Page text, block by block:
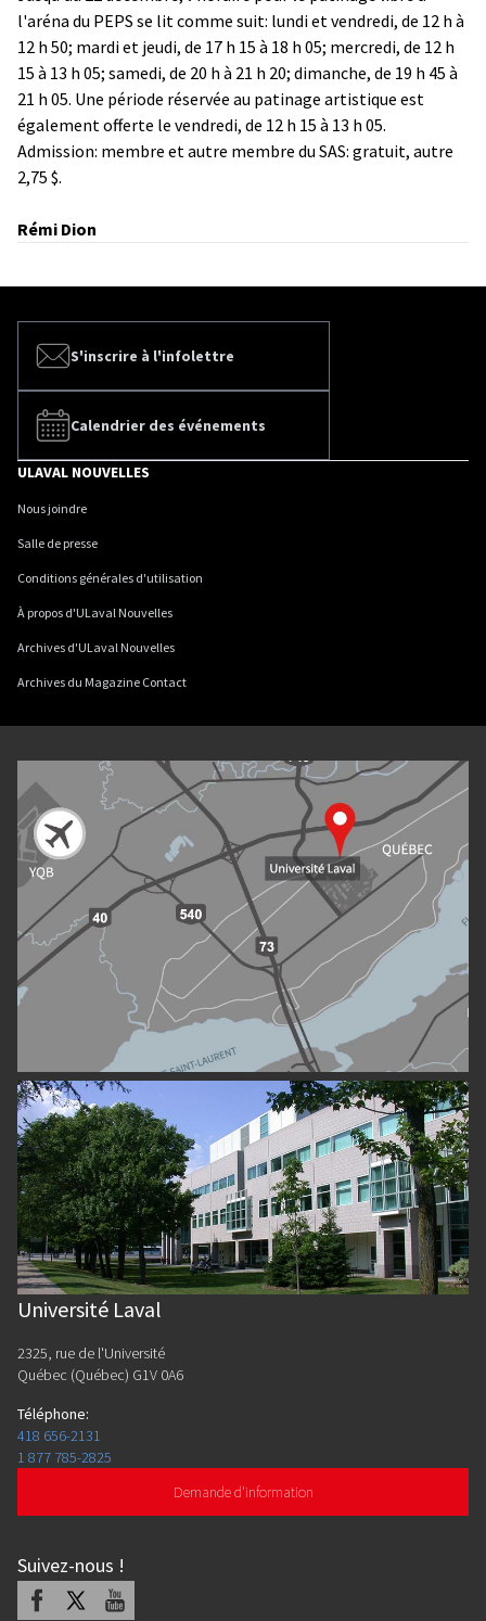
l'aréna du PEPS se lit comme suit: lundi et vendredi, de 12 h à
12 h 50; mardi et jeudi, de 17 h 15 à 18 h 05; mercredi, de 12 h
15 à 13 h 05; samedi, de 20 h à 21 h 20; dimanche, de 19 h 45 à
21 h 05. Une période réservée au patinage artistique est
également offerte le vendredi, de 12 h 15 à 13 h 05.
Admission: membre et autre membre du SAS: gratuit, autre
2,75 $.
Rémi Dion
S'inscrire à l'infolettre
Calendrier des événements
ULAVAL NOUVELLES
Nous joindre
Salle de presse
Conditions générales d'utilisation
À propos d'ULaval Nouvelles
Archives d'ULaval Nouvelles
Archives du Magazine Contact
Université Laval
2325, rue de l'Université
Québec (Québec) G1V 0A6
Téléphone:
418 656-2131
1 877 785-2825
Demande d'information
Suivez-nous !
Facebook Youtube